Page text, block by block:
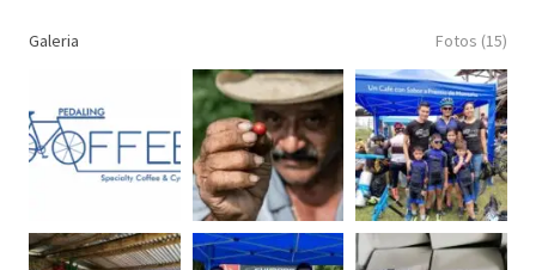
Galeria Fotos (15)